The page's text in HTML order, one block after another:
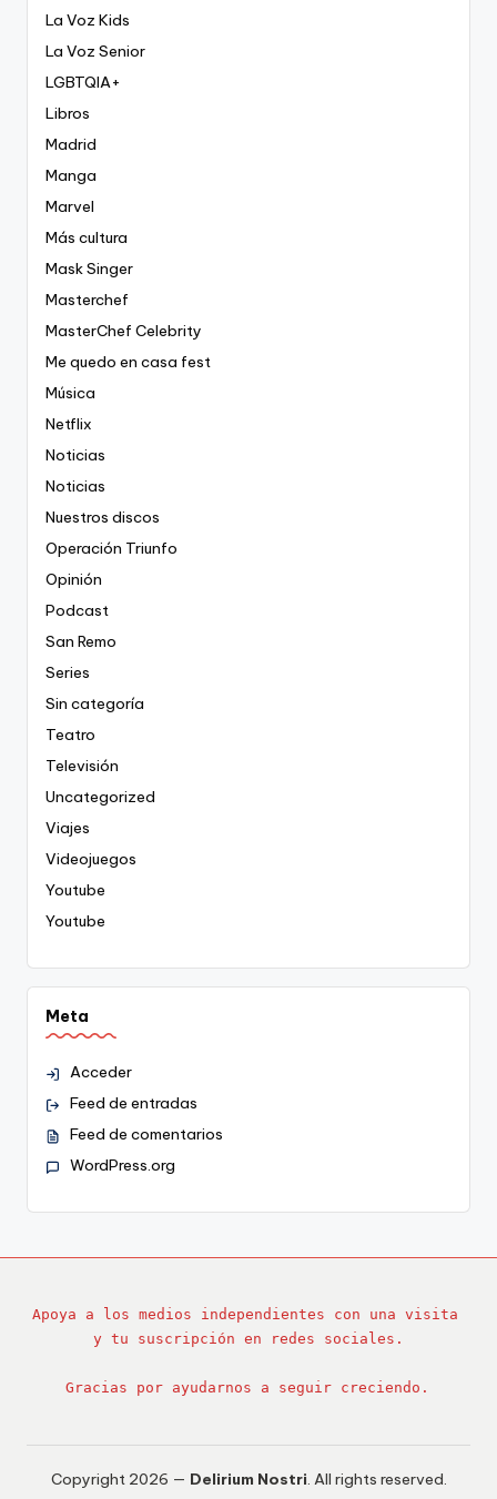
La Voz Kids
La Voz Senior
LGBTQIA+
Libros
Madrid
Manga
Marvel
Más cultura
Mask Singer
Masterchef
MasterChef Celebrity
Me quedo en casa fest
Música
Netflix
Noticias
Noticias
Nuestros discos
Operación Triunfo
Opinión
Podcast
San Remo
Series
Sin categoría
Teatro
Televisión
Uncategorized
Viajes
Videojuegos
Youtube
Youtube
Meta
Acceder
Feed de entradas
Feed de comentarios
WordPress.org
Apoya a los medios independientes con una visita
y tu suscripción en redes sociales.
Gracias por ayudarnos a seguir creciendo.
Copyright 2026 — Delirium Nostri. All rights reserved.